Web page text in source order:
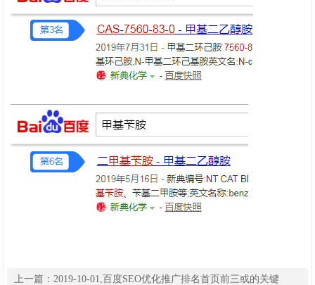
上一篇：2019-10-01,百度SEO优化推广排名首页前三或的关键